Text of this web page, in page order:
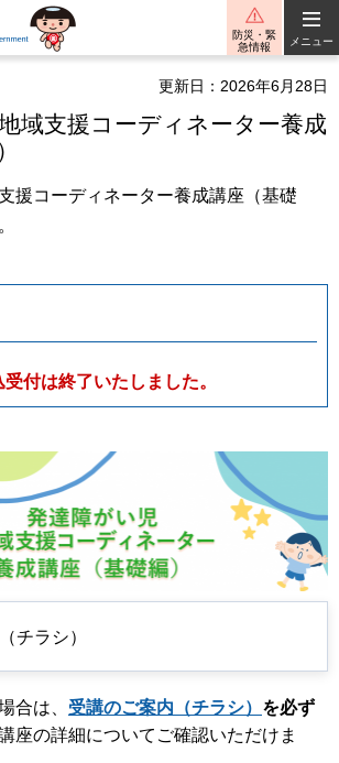
防災・緊
急情報
メニュー
更新日：2026年6月28日
域支援コーディネーター養成
援コーディネーター養成講座（基礎
付は終了いたしました。
チラシ）
合は、 受講のご案内（チラシ） を必ず
座の詳細についてご確認いただけま